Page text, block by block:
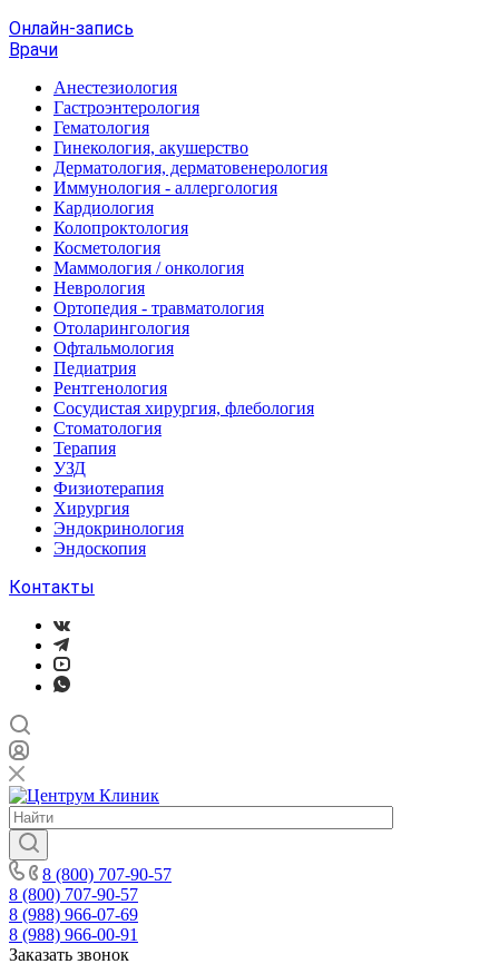
Онлайн-запись
Врачи
Анестезиология
Гастроэнтерология
Гематология
Гинекология, акушерство
Дерматология, дерматовенерология
Иммунология - аллергология
Кардиология
Колопроктология
Косметология
Маммология / онкология
Неврология
Ортопедия - травматология
Отоларингология
Офтальмология
Педиатрия
Рентгенология
Сосудистая хирургия, флебология
Стоматология
Терапия
УЗД
Физиотерапия
Хирургия
Эндокринология
Эндоскопия
Контакты
8 (800) 707-90-57
8 (800) 707-90-57
8 (988) 966-07-69
8 (988) 966-00-91
Заказать звонок